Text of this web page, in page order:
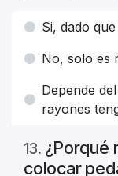
Si, dado
No, solo es
Depende
rayones
13. ¿Porqué
colocar